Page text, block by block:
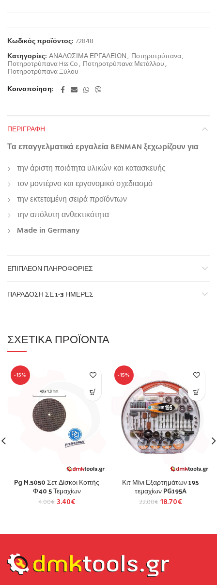
Κωδικός προϊόντος: 72848
Κατηγορίες: ΑΝΑΛΩΣΙΜΑ ΕΡΓΑΛΕΙΩΝ, Ποτηροτρύπανα,
Ποτηροτρύπανα Hss Co, Ποτηροτρύπανα Μετάλλου,
Ποτηροτρύπανα Ξύλου
Κοινοποίηση
ΠΕΡΙΓΡΑΦΉ
Τα επαγγελματικά εργαλεία BENMAN ξεχωρίζουν για
την άριστη ποιότητα υλικών και κατασκευής
τον μοντέρνο και εργονομικό σχεδιασμό
την εκτεταμένη σειρά προϊόντων
την απόλυτη ανθεκτικότητα
Made in Germany
ΕΠΙΠΛΈΟΝ ΠΛΗΡΟΦΟΡΊΕΣ
ΠΑΡΆΔΟΣΗ ΣΕ 1-3 ΗΜΈΡΕΣ
ΣΧΕΤΙΚΆ ΠΡΟΪΌΝΤΑ
-15%
Pg M.5050 Σετ Δίσκοι Κοπής
Φ40 5 Τεμαχίων
4.00€ 3.40€
-15%
Κιτ Μίνι Εξαρτημάτων 195
τεμαχίων PG195A
22.00€ 18.70€